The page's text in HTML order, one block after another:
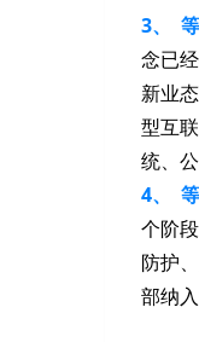
3、
念已
新业
型互
统、
4、
个阶
防护
部纳